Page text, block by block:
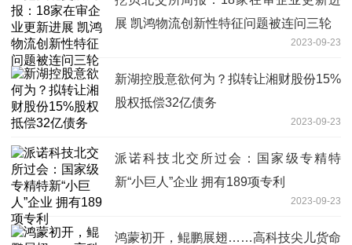
展 凯鸿物流创新性特征问题被连问三轮
2023-09-23
新湖控股意欲何为？拟转让湘财股份15%
股权抵偿32亿债务
2023-09-23
派诺科技北交所过会：国家级专精特
新“小巨人”企业 拥有189项专利
2023-09-23
鸿蒙初开，鲲鹏展翅……高科技尖儿货命